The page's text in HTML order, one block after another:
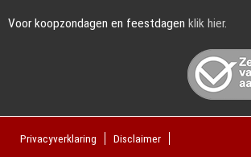
Voor koopzondagen en feestdagen klik hier.
Privacyverklaring Disclaimer